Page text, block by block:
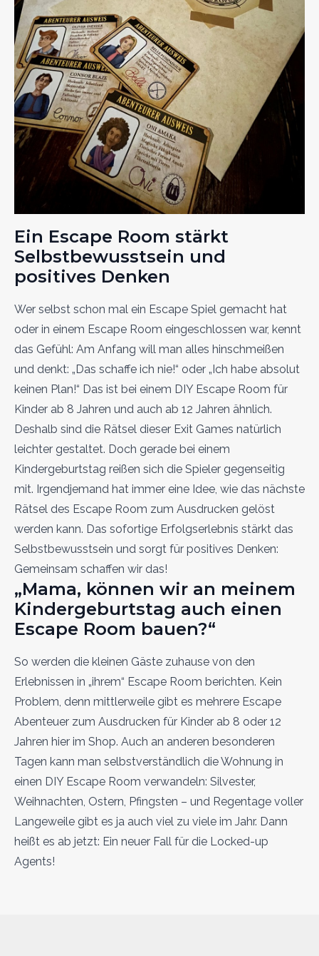
Ein Escape Room stärkt
Selbstbewusstsein und
positives Denken
Wer selbst schon mal ein Escape Spiel gemacht hat
oder in einem Escape Room eingeschlossen war, kennt
das Gefühl: Am Anfang will man alles hinschmeißen
und denkt: „Das schaffe ich nie!“ oder „Ich habe absolut
keinen Plan!“ Das ist bei einem DIY Escape Room für
Kinder ab 8 Jahren und auch ab 12 Jahren ähnlich.
Deshalb sind die Rätsel dieser Exit Games natürlich
leichter gestaltet. Doch gerade bei einem
Kindergeburtstag reißen sich die Spieler gegenseitig
mit. Irgendjemand hat immer eine Idee, wie das nächste
Rätsel des Escape Room zum Ausdrucken gelöst
werden kann. Das sofortige Erfolgserlebnis stärkt das
Selbstbewusstsein und sorgt für positives Denken:
Gemeinsam schaffen wir das!
„Mama, können wir an meinem
Kindergeburtstag auch einen
Escape Room bauen?“
So werden die kleinen Gäste zuhause von den
Erlebnissen in „ihrem“ Escape Room berichten. Kein
Problem, denn mittlerweile gibt es mehrere Escape
Abenteuer zum Ausdrucken für Kinder ab 8 oder 12
Jahren hier im Shop. Auch an anderen besonderen
Tagen kann man selbstverständlich die Wohnung in
einen DIY Escape Room verwandeln: Silvester,
Weihnachten, Ostern, Pfingsten – und Regentage voller
Langeweile gibt es ja auch viel zu viele im Jahr. Dann
heißt es ab jetzt: Ein neuer Fall für die Locked-up
Agents!